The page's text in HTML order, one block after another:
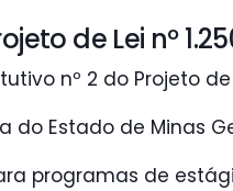
de Lei nº
nº 2 do Projeto de
do Estado de Minas
programas de